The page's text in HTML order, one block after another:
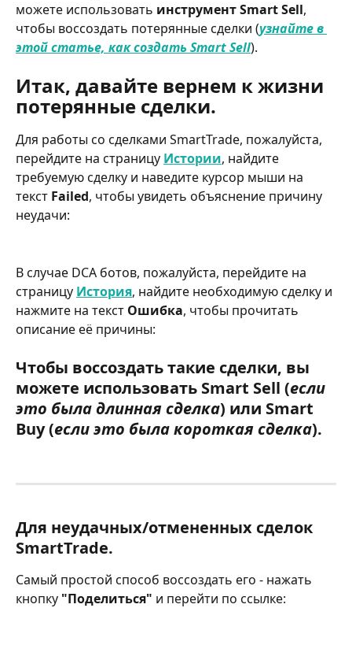
можете использовать инструментSmart Sell,
чтобы воссоздать потерянные сделки (узнайте в
этой статье, как создать Smart Sell).
Итак, давайте вернем к жизни
потерянные сделки.
Для работы со сделками SmartTrade, пожалуйста,
перейдите на страницу Истории, найдите
требуемую сделку и наведите курсор мыши на
текст Failed, чтобы увидеть объяснение причину
неудачи:
В случае DCA ботов, пожалуйста, перейдите на
страницу История, найдите необходимую сделку и
нажмите на текст Ошибка, чтобы прочитать
описание её причины:
Чтобы воссоздать такие сделки, вы
можете использовать Smart Sell (если
это была длинная сделка) или Smart
Buy (если это была короткая сделка).
Для неудачных/отмененных сделок
SmartTrade.
Самый простой способ воссоздать его - нажать
кнопку "Поделиться" и перейти по ссылке: